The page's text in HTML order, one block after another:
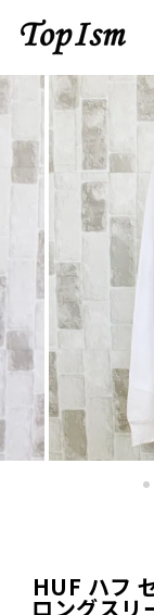
ン
ス
キ
HUF ハフ
ロングスリ